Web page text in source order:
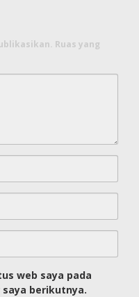
Ruas yang
web saya pada
berikutnya.